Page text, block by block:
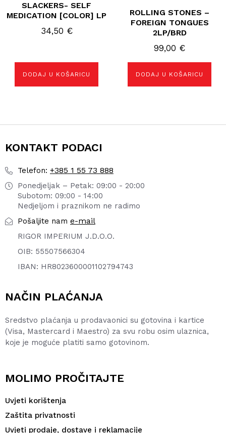
SLACKERS- SELF
MEDICATION [COLOR] LP
34,50 €
DODAJ U KOŠARICU
ROLLING STONES –
FOREIGN TONGUES
2LP/BRD
99,00 €
DODAJ U KOŠARICU
KONTAKT PODACI
Telefon: +385 1 55 73 888
Ponedjeljak – Petak: 09:00 - 20:00
Subotom: 09:00 - 14:00
Nedjeljom i praznikom ne radimo
Pošaljite nam e-mail
RIGOR IMPERIUM J.D.O.O.
OIB: 55507566304
IBAN: HR8023600001102794743
NAČIN PLAĆANJA
Sredstvo plaćanja u prodavaonici su gotovina i kartice
(Visa, Mastercard i Maestro) za svu robu osim ulaznica,
koje je moguće platiti samo gotovinom.
MOLIMO PROČITAJTE
Uvjeti korištenja
Zaštita privatnosti
Uvjeti prodaje, dostave i reklamacije